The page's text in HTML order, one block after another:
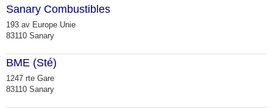
Sanary Combustibles
193 av Europe Unie
83110 Sanary
BME (Sté)
1247 rte Gare
83110 Sanary